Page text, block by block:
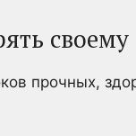
прочных,